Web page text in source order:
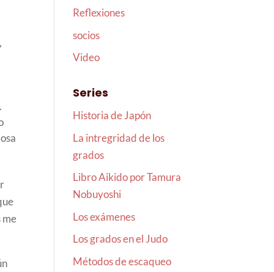
me
Reflexiones
socios
Video
Series
Historia de Japón
La intregridad de los
grados
Libro Aikido por Tamura
Nobuyoshi
Los exámenes
Los grados en el Judo
Métodos de escaqueo